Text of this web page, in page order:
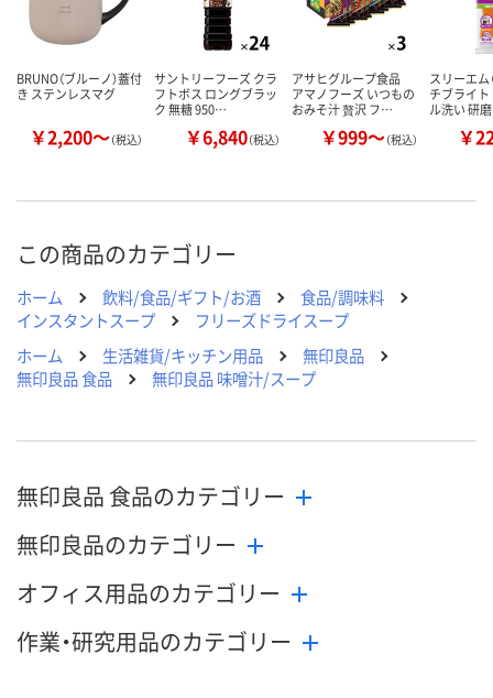
BRUNO（ブルーノ）蓋付
き ステンレスマグ
￥2,200～（税込）
サントリーフーズ クラ
フトボス ロングブラッ
ク 無糖 950…
￥6,840（税込）
アサヒグループ食品
アマノフーズ いつもの
おみそ汁 贅沢 フ…
￥999～（税込）
スリーエム
チブライ
ル洗い 研
￥
この商品のカテゴリー
ホーム 飲料/食品/ギフト/お酒
食品/調味料
インスタントスープ
フリーズドライスープ
ホーム
生活雑貨/キッチン用品
無印良品
無印良品 食品
無印良品 味噌汁/スープ
無印良品 食品のカテゴリー
無印良品のカテゴリー
オフィス用品のカテゴリー
作業・研究用品のカテゴリー